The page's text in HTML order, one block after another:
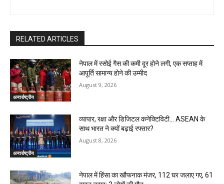
RELATED ARTICLES
अन्तर्राष्ट्रीय
नेपाल में रसोई गैस की कमी दूर होने लगी, एक सप्ताह में
आपूर्ति सामान्य होने की उम्मीद
August 9, 2026
अन्तर्राष्ट्रीय
व्यापार, रक्षा और डिजिटल कनेक्टिविटी… ASEAN के
साथ भारत ने क्यों बढ़ाई रफ्तार?
August 8, 2026
नेपाल में हिंसा का खौफनाक मंजर, 112 घर जलाए गए, 61